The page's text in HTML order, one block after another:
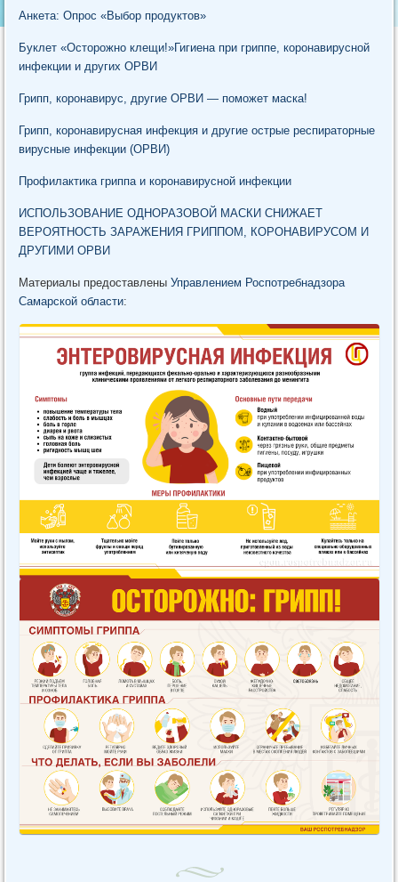
Анкета: Опрос «Выбор продуктов»
Буклет «Осторожно клещи!»Гигиена при гриппе, коронавирусной
инфекции и других ОРВИ
Грипп, коронавирус, другие ОРВИ — поможет маска!
Грипп, коронавирусная инфекция и другие острые респираторные
вирусные инфекции (ОРВИ)
Профилактика гриппа и коронавирусной инфекции
ИСПОЛЬЗОВАНИЕ ОДНОРАЗОВОЙ МАСКИ СНИЖАЕТ
ВЕРОЯТНОСТЬ ЗАРАЖЕНИЯ ГРИППОМ, КОРОНАВИРУСОМ И
ДРУГИМИ ОРВИ
Материалы предоставленыУправлением Роспотребнадзора
Самарской области: